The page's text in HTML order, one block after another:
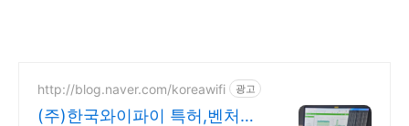
http://blog.naver.com/koreawifi 광고
(주)한국와이파이 특허,벤처